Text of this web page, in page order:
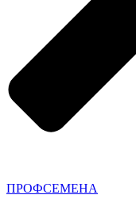
ПРОФСЕМЕНА